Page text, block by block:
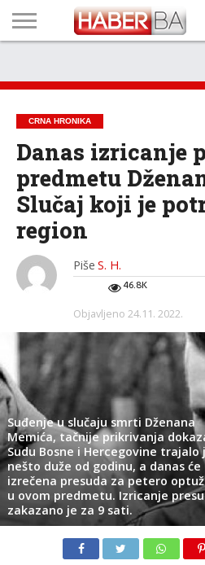
TECH
PROGRAM
PROGNOZA
PUTEVIMA
LISTA
NAMA
CRNA HRONIKA
Danas izricanje
predmetu
Slučaj koji je
region
Piše S. H.
46.8K
Objavljeno 24.11. 2022.
Suđenje u slučaju smrti Dženana
Memića, tačnije prikrivanja
Sudu Bosne i Hercegovine trajalo
nešto duže od godinu, a danas
izrečena presuda za petero
u ovom predmetu. Izricanje
zakazano je za 9 sati.